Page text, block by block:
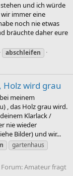
und ich würde
immer eine
noch nie etwas
bräuchte daher eure
abschleifen
wird grau
meinem
, das Holz grau wird.
Klarlack /
nie wieder
Bilder) und wir...
gartenhaus
Forum:Amateur fragt